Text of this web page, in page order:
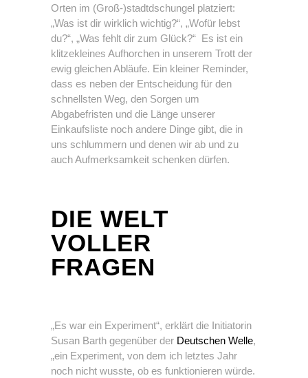
Orten im (Groß-)stadtdschungel platziert:
„Was ist dir wirklich wichtig?“, „Wofür lebst
du?“, „Was fehlt dir zum Glück?“ Es ist ein
klitzekleines Aufhorchen in unserem Trott der
ewig gleichen Abläufe. Ein kleiner Reminder,
dass es neben der Entscheidung für den
schnellsten Weg, den Sorgen um
Abgabefristen und die Länge unserer
Einkaufsliste noch andere Dinge gibt, die in
uns schlummern und denen wir ab und zu
auch Aufmerksamkeit schenken dürfen.
DIE WELT
VOLLER
FRAGEN
„Es war ein Experiment“, erklärt die Initiatorin
Susan Barth gegenüber der Deutschen Welle,
„ein Experiment, von dem ich letztes Jahr
noch nicht wusste, ob es funktionieren würde.